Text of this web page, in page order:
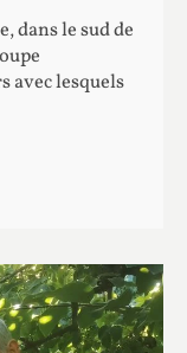
dans le sud de
avec lesquels